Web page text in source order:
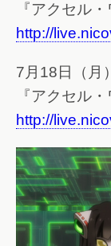
『アクセル
http://
7月18日（月
『アクセル
http://